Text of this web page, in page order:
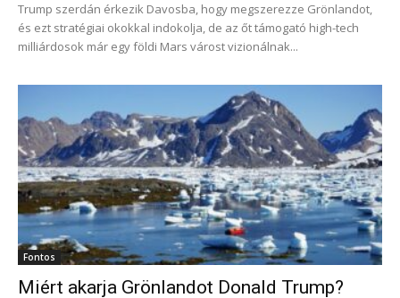
Trump szerdán érkezik Davosba, hogy megszerezze Grönlandot,
és ezt stratégiai okokkal indokolja, de az őt támogató high-tech
milliárdosok már egy földi Mars várost vizionálnak...
Fontos
Miért akarja Grönlandot Donald Trump?